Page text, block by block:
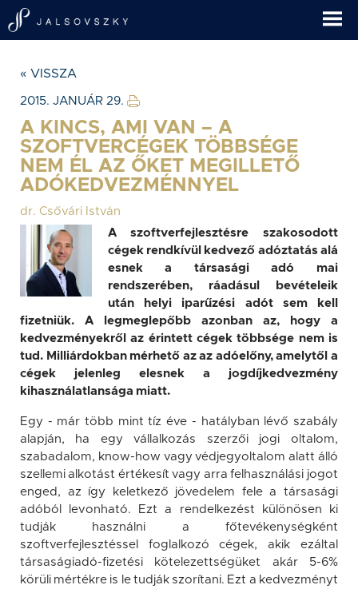
« VISSZA
2015. JANUÁR 29.
A KINCS, AMI VAN – A
SZOFTVERCÉGEK TÖBBSÉGE
NEM ÉL AZ ŐKET MEGILLETŐ
ADÓKEDVEZMÉNNYEL
dr. Csővári István
A szoftverfejlesztésre szakosodott
cégek rendkívül kedvező adóztatás alá
esnek a társasági adó mai
rendszerében, ráadásul bevételeik
után helyi iparűzési adót sem kell
fizetniük. A legmeglepőbb azonban az, hogy a
kedvezményekről az érintett cégek többsége nem is
tud. Milliárdokban mérhető az az adóelőny, amelytől a
cégek jelenleg elesnek a jogdíjkedvezmény
kihasználatlansága miatt.
Egy - már több mint tíz éve - hatályban lévő szabály
alapján, ha egy vállalkozás szerzői jogi oltalom,
szabadalom, know-how vagy védjegyoltalom alatt álló
szellemi alkotást értékesít vagy arra felhasználási jogot
enged, az így keletkező jövedelem fele a társasági
adóból levonható. Ezt a rendelkezést különösen ki
tudják használni a főtevékenységként
szoftverfejlesztéssel foglalkozó cégek, akik ezáltal
társaságiadó-fizetési kötelezettségüket akár 5-6%
körüli mértékre is le tudják szorítani. Ezt a kedvezményt